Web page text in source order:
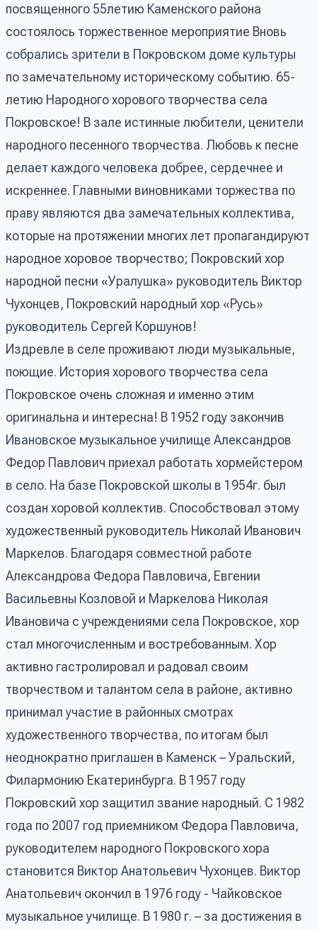
посвященного 55летию Каменского района
состоялось торжественное мероприятие Вновь
собрались зрители в Покровском доме культуры
по замечательному историческому событию. 65-
летию Народного хорового творчества села
Покровское! В зале истинные любители, ценители
народного песенного творчества. Любовь к песне
делает каждого человека добрее, сердечнее и
искреннее. Главными виновниками торжества по
праву являются два замечательных коллектива,
которые на протяжении многих лет пропагандируют
народное хоровое творчество; Покровский хор
народной песни «Уралушка» руководитель Виктор
Чухонцев, Покровский народный хор «Русь»
руководитель Сергей Коршунов!
Издревле в селе проживают люди музыкальные,
поющие. История хорового творчества села
Покровское очень сложная и именно этим
оригинальна и интересна! В 1952 году закончив
Ивановское музыкальное училище Александров
Федор Павлович приехал работать хормейстером
в село. На базе Покровской школы в 1954г. был
создан хоровой коллектив. Способствовал этому
художественный руководитель Николай Иванович
Маркелов. Благодаря совместной работе
Александрова Федора Павловича, Евгении
Васильевны Козловой и Маркелова Николая
Ивановича с учреждениями села Покровское, хор
стал многочисленным и востребованным. Хор
активно гастролировал и радовал своим
творчеством и талантом села в районе, активно
принимал участие в районных смотрах
художественного творчества, по итогам был
неоднократно приглашен в Каменск – Уральский,
Филармонию Екатеринбурга. В 1957 году
Покровский хор защитил звание народный. С 1982
года по 2007 год приемником Федора Павловича,
руководителем народного Покровского хора
становится Виктор Анатольевич Чухонцев. Виктор
Анатольевич окончил в 1976 году - Чайковское
музыкальное училище. В 1980 г. – за достижения в